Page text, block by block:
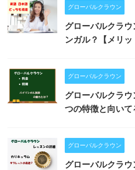
グローバルクラウン
グローバルクラ
ンガル？【メリッ
グローバルクラウン
グローバルクラ
つの特徴と向いて
グローバルクラウン
グローバルクラ